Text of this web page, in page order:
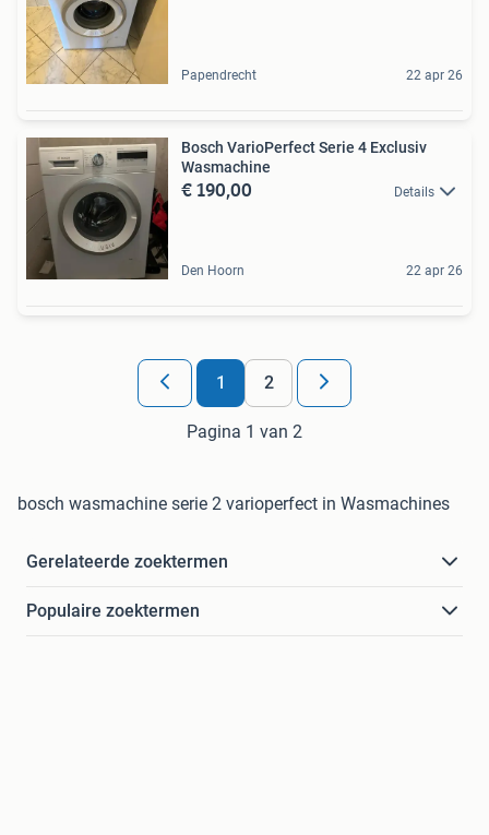
Papendrecht 22 apr 26
Bosch VarioPerfect Serie 4 Exclusiv
Wasmachine
€ 190,00 Details
Den Hoorn 22 apr 26
1 2
Pagina 1 van 2
bosch wasmachine serie 2 varioperfect in Wasmachines
Gerelateerde zoektermen
Populaire zoektermen